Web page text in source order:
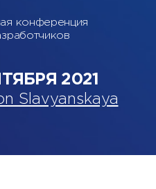
конференция
2021
Slavyanskaya